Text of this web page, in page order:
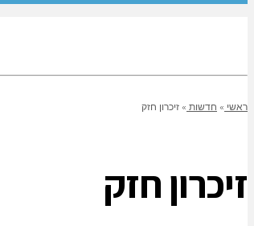
ראשי » חדשות » זיכרון חזק
זיכרון חזק